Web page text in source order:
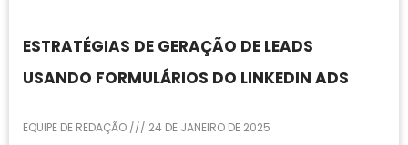
ESTRATÉGIAS DE GERAÇÃO DE LEADS
USANDO FORMULÁRIOS DO LINKEDIN ADS
EQUIPE DE REDAÇÃO
24 DE JANEIRO DE 2025